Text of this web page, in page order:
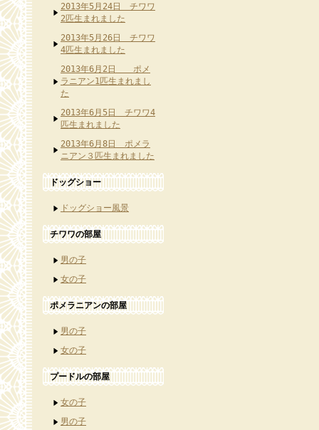
2013年5月24日 チワワ
2匹生まれました
2013年5月26日 チワワ
4匹生まれました
2013年6月2日 ポメ
ラニアン1匹生まれまし
た
2013年6月5日 チワワ4
匹生まれました
2013年6月8日 ポメラ
ニアン３匹生まれました
ドッグショー
ドッグショー風景
チワワの部屋
男の子
女の子
ポメラニアンの部屋
男の子
女の子
プードルの部屋
女の子
男の子